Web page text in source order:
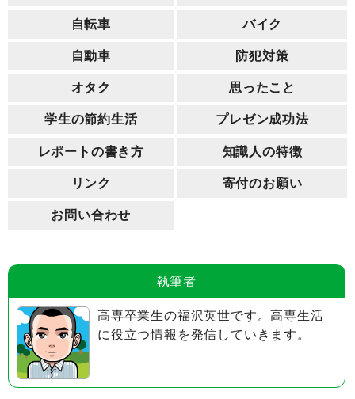
自転車 バイク
自動車 防犯対策
オタク 思ったこと
学生の節約生活 プレゼン成功法
レポートの書き方 知識人の特徴
リンク 寄付のお願い
お問い合わせ
執筆者
高専卒業生の福沢英世です。高専生活
に役立つ情報を発信していきます。